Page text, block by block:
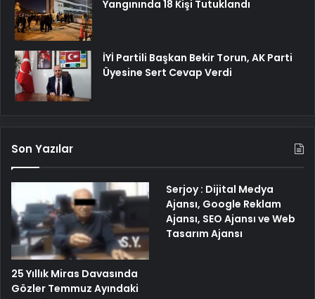
Yangınında 18 Kişi Tutuklandı
İYİ Partili Başkan Bekir Torun, AK Parti
Üyesine Sert Cevap Verdi
Son Yazılar
25 Yıllık Miras Davasında
Gözler Temmuz Ayındaki
Serjoy : Dijital Medya
Ajansı, Google Reklam
Ajansı, SEO Ajansı ve Web
Tasarım Ajansı